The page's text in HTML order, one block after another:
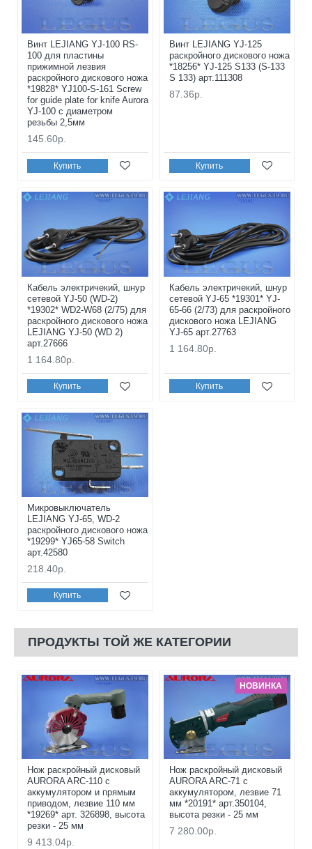
Винт LEJIANG YJ-100 RS-
100 для пластины
прижимной лезвия
раскройного дискового ножа
*19828* YJ100-S-161 Screw
for guide plate for knife Aurora
YJ-100 с диаметром
резьбы 2,5мм
145.60р.
Купить
Винт LEJIANG YJ-125
раскройного дискового ножа
*18256* YJ-125 S133 (S-133
S 133) арт.111308
87.36р.
Купить
Кабель электричекий, шнур
сетевой YJ-50 (WD-2)
*19302* WD2-W68 (2/75) для
раскройного дискового ножа
LEJIANG YJ-50 (WD 2)
арт.27666
1 164.80р.
Купить
Кабель электричекий, шнур
сетевой YJ-65 *19301* YJ-
65-66 (2/73) для раскройного
дискового ножа LEJIANG
YJ-65 арт.27763
1 164.80р.
Купить
Микровыключатель
LEJIANG YJ-65, WD-2
раскройного дискового ножа
*19299* YJ65-58 Switch
арт.42580
218.40р.
Купить
ПРОДУКТЫ ТОЙ ЖЕ КАТЕГОРИИ
Нож раскройный дисковый
AURORA ARC-110 с
аккумулятором и прямым
приводом, лезвие 110 мм
*19269* арт. 326898, высота
резки - 25 мм
9 413.04р.
НОВИНКА
Нож раскройный дисковый
AURORA ARC-71 с
аккумулятором, лезвие 71
мм *20191* арт.350104,
высота резки - 25 мм
7 280.00р.